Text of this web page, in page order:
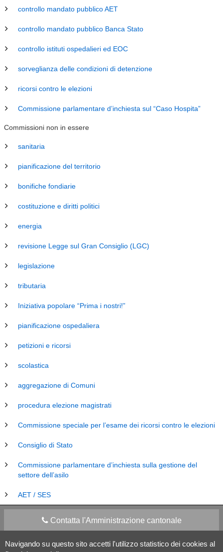
Navigando su questo sito accetti l'utilizzo statistico dei cookies al
controllo mandato pubblico AET
controllo mandato pubblico Banca Stato
controllo istituti ospedalieri ed EOC
sorveglianza delle condizioni di detenzione
ricorsi contro le elezioni
Commissione parlamentare d’inchiesta sul “Caso Hospita”
Commissioni non in essere
sanitaria
pianificazione del territorio
bonifiche fondiarie
costituzione e diritti politici
energia
revisione Legge sul Gran Consiglio (LGC)
legislazione
tributaria
Iniziativa popolare “Prima i nostri!”
pianificazione ospedaliera
petizioni e ricorsi
scolastica
aggregazione di Comuni
procedura elezione magistrati
Commissione speciale per l’esame dei ricorsi contro le elezioni
Consiglio di Stato
Commissione parlamentare d’inchiesta sulla gestione del
settore dell’asilo
AET / SES
Contatta l'Amministrazione cantonale
Apps Mobile Social media